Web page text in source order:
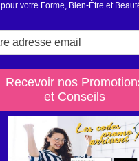
pour votre Forme, Bien-Être et